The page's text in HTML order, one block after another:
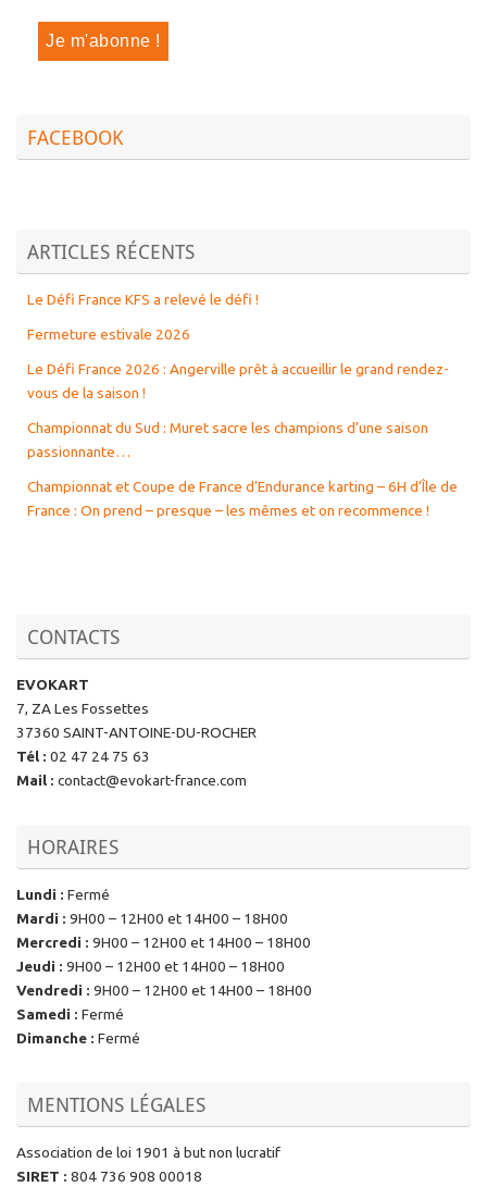
FACEBOOK
ARTICLES RÉCENTS
Le Défi France KFS a relevé le défi !
Fermeture estivale 2026
Le Défi France 2026 : Angerville prêt à accueillir le grand rendez-
vous de la saison !
Championnat du Sud : Muret sacre les champions d’une saison
passionnante…
Championnat et Coupe de France d’Endurance karting – 6H d’Île de
France : On prend – presque – les mêmes et on recommence !
CONTACTS
EVOKART
7, ZA Les Fossettes
37360 SAINT-ANTOINE-DU-ROCHER
Tél : 02 47 24 75 63
Mail : contact@evokart-france.com
HORAIRES
Lundi : Fermé
Mardi : 9H00 – 12H00 et 14H00 – 18H00
Mercredi : 9H00 – 12H00 et 14H00 – 18H00
Jeudi : 9H00 – 12H00 et 14H00 – 18H00
Vendredi : 9H00 – 12H00 et 14H00 – 18H00
Samedi : Fermé
Dimanche : Fermé
MENTIONS LÉGALES
Association de loi 1901 à but non lucratif
SIRET : 804 736 908 00018